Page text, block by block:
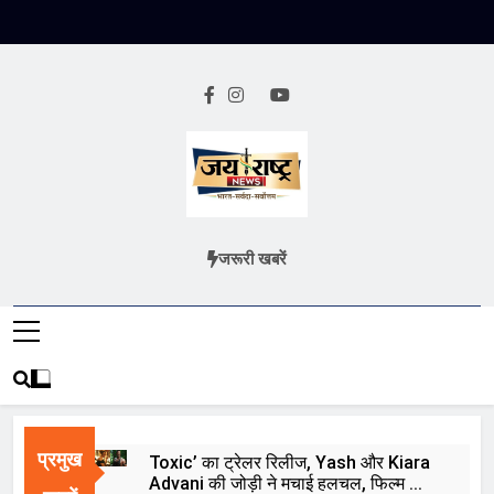
Jai Rashtra
हिंदी समाचार
जरूरी खबरें
प्रमुख
Toxic’ का ट्रेलर रिलीज, Yash और Kiara
Advani की जोड़ी ने मचाई हलचल, फिल्म को